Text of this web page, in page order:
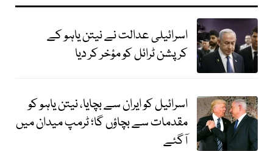
اسرائیلی عدالت نے نیتن یاہو کے
کرپشن ٹرائل کو مؤخر کر دیا
اسرائیل کو ایران سے بچایا، نیتن یاہو کو
مقدمات سے بچاؤں گا؛ ٹرمپ میدان میں
آگئے